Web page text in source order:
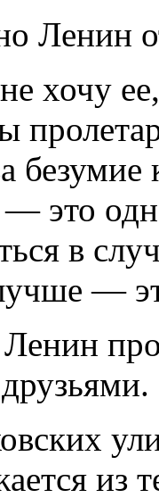
Ленин
хочу
— это
в
—
из